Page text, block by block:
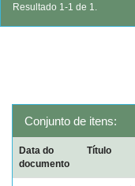
Resultado 1-1 de 1.
Conjunto de itens:
Data do
documento
Título